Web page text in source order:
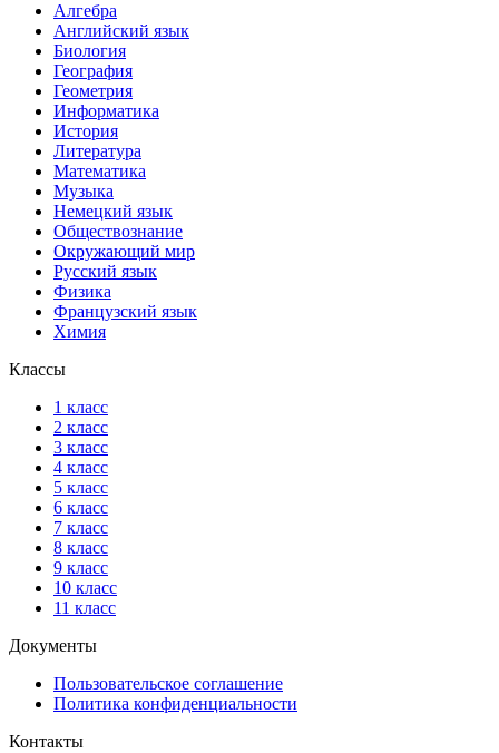
Алгебра
Английский язык
Биология
География
Геометрия
Информатика
История
Литература
Математика
Музыка
Немецкий язык
Обществознание
Окружающий мир
Русский язык
Физика
Французский язык
Химия
Классы
1 класс
2 класс
3 класс
4 класс
5 класс
6 класс
7 класс
8 класс
9 класс
10 класс
11 класс
Документы
Пользовательское соглашение
Политика конфиденциальности
Контакты